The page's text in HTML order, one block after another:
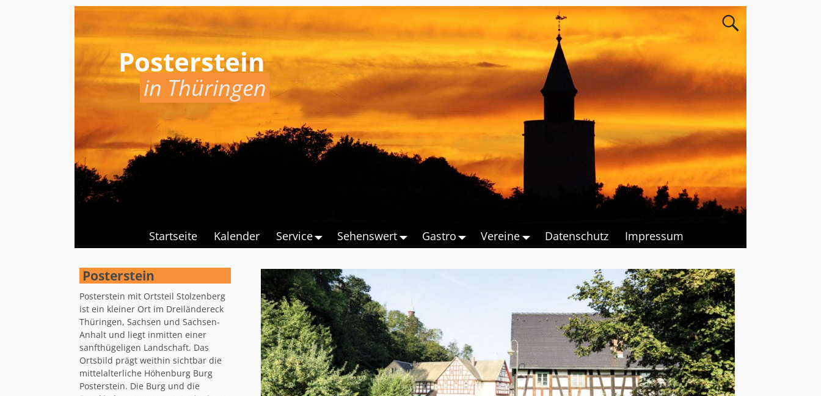
Posterstein
in Thüringen
Startseite Kalender Service Sehenswert Gastro Vereine Datenschutz Impressum
Posterstein
Posterstein mit Ortsteil Stolzenberg
ist ein kleiner Ort im Dreiländereck
Thüringen, Sachsen und Sachsen-
Anhalt und liegt inmitten einer
sanfthügeligen Landschaft. Das
Ortsbild prägt weithin sichtbar die
mittelalterliche Höhenburg Burg
Posterstein. Die Burg und die